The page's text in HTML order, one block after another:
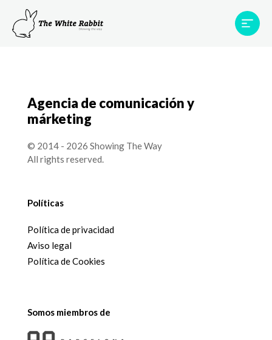
Proyectos
Testimonios
Agencia de comunicación y
márketing
© 2014 - 2026 Showing The Way
All rights reserved.
Políticas
Política de privacidad
Aviso legal
Política de Cookies
Somos miembros de